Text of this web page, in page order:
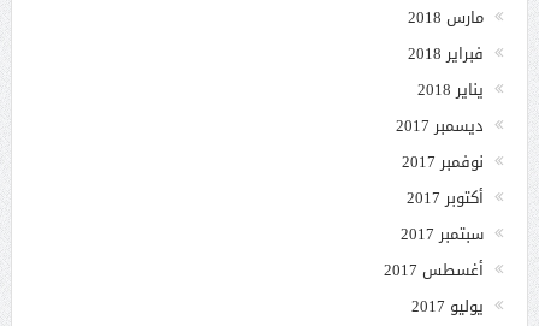
مارس 2018
فبراير 2018
يناير 2018
ديسمبر 2017
نوفمبر 2017
أكتوبر 2017
سبتمبر 2017
أغسطس 2017
يوليو 2017